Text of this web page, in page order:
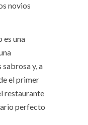
novios
es una
sabrosa y, a
el primer
restaurante
perfecto